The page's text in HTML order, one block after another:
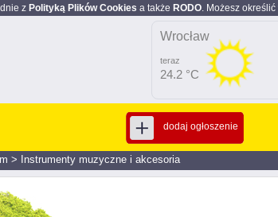
z Polityką Plików Cookies a także RODO. Możesz
Wrocław
teraz
24.2 °C
dodaj ogłoszenie
> Instrumenty muzyczne i akcesoria